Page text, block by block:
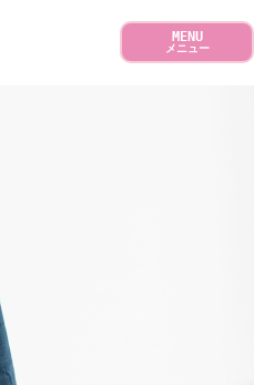
MENU
メニュー